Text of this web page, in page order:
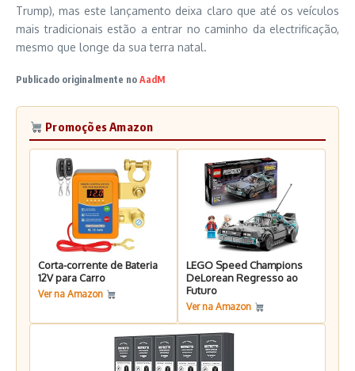
Trump), mas este lançamento deixa claro que até os veículos
mais tradicionais estão a entrar no caminho da electrificação,
mesmo que longe da sua terra natal.
Publicado originalmente no AadM
Promoções Amazon
Corta-corrente de Bateria
12V para Carro
Ver na Amazon
LEGO Speed Champions
DeLorean Regresso ao
Futuro
Ver na Amazon